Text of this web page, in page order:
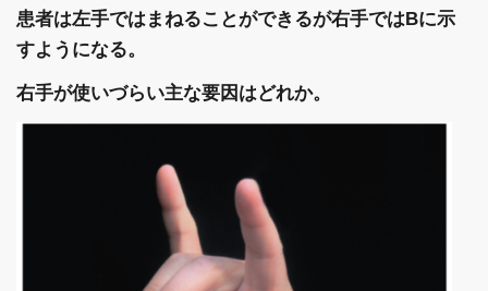
患者は左手ではまねることができるが右手ではBに示
すようになる。
右手が使いづらい主な要因はどれか。